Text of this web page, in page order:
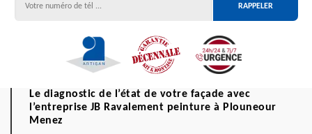
Le diagnostic de l’état de votre façade avec
l’entreprise JB Ravalement peinture à Plouneour
Menez